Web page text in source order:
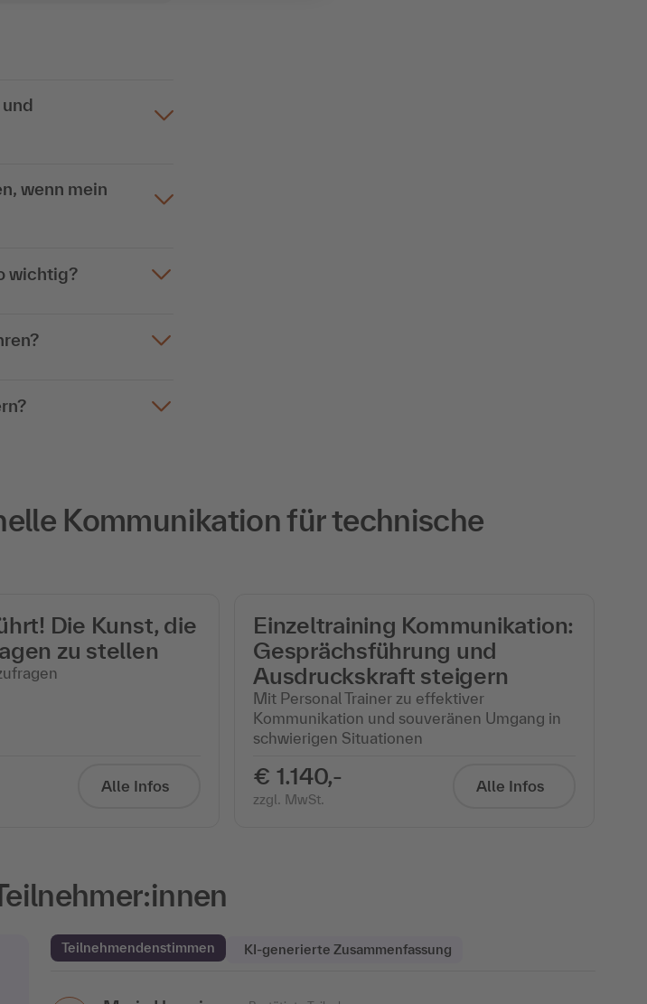
wenn mein
wichtig?
Kommunikation für technische
Die Kunst, die
zu stellen
Alle Infos
Einzeltraining Kommunikation:
Gesprächsführung und
Ausdruckskraft steigern
Mit Personal Trainer zu effektiver
Kommunikation und souveränen Umgang in
schwierigen Situationen​
€ 1.140,-
zzgl. MwSt.
Alle Infos
Teilnehmendenstimmen KI-generierte Zusammenfassung